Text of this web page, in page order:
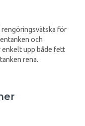
för
och
upp både fett
rena.